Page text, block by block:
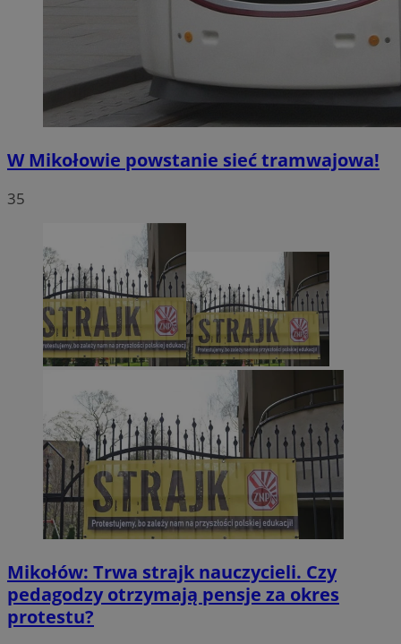
W Mikołowie powstanie sieć tramwajowa!
35
Mikołów: Trwa strajk nauczycieli. Czy
pedagodzy otrzymają pensje za okres
protestu?